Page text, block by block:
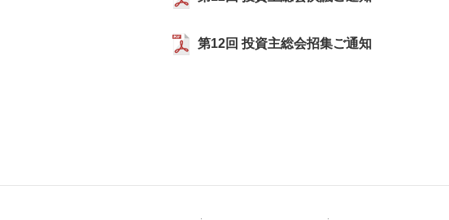
第12回 投資主総会招集ご通知